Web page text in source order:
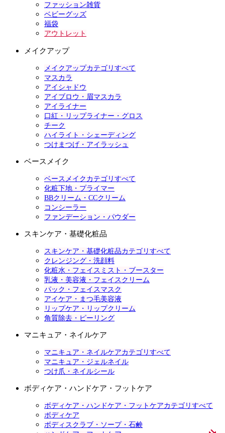
ファッション雑貨
ベビーグッズ
福袋
アウトレット
メイクアップ
メイクアップカテゴリすべて
マスカラ
アイシャドウ
アイブロウ・眉マスカラ
アイライナー
口紅・リップライナー・グロス
チーク
ハイライト・シェーディング
つけまつげ・アイラッシュ
ベースメイク
ベースメイクカテゴリすべて
化粧下地・プライマー
BBクリーム・CCクリーム
コンシーラー
ファンデーション・パウダー
スキンケア・基礎化粧品
スキンケア・基礎化粧品カテゴリすべて
クレンジング・洗顔料
化粧水・フェイスミスト・ブースター
乳液・美容液・フェイスクリーム
パック・フェイスマスク
アイケア・まつ毛美容液
リップケア・リップクリーム
角質除去・ピーリング
マニキュア・ネイルケア
マニキュア・ネイルケアカテゴリすべて
マニキュア・ジェルネイル
つけ爪・ネイルシール
ボディケア・ハンドケア・フットケア
ボディケア・ハンドケア・フットケアカテゴリすべて
ボディケア
ボディスクラブ・ソープ・石鹸